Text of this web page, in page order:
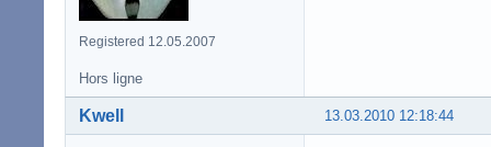
Registered 12.05.2007
Hors ligne
13.03.2010 12:18:44
Kwell